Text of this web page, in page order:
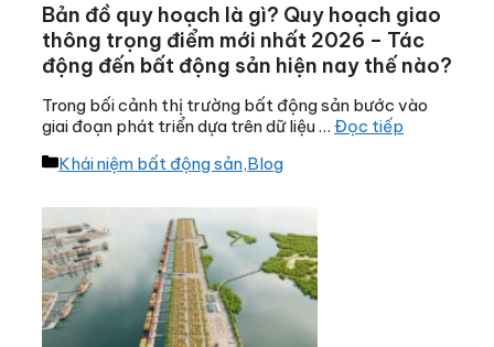
Bản đồ quy hoạch là gì? Quy hoạch giao
thông trọng điểm mới nhất 2026 – Tác
động đến bất động sản hiện nay thế nào?
Trong bối cảnh thị trường bất động sản bước vào
giai đoạn phát triển dựa trên dữ liệu … Đọc tiếp
Danh
Khái niệm bất động sản,Blog